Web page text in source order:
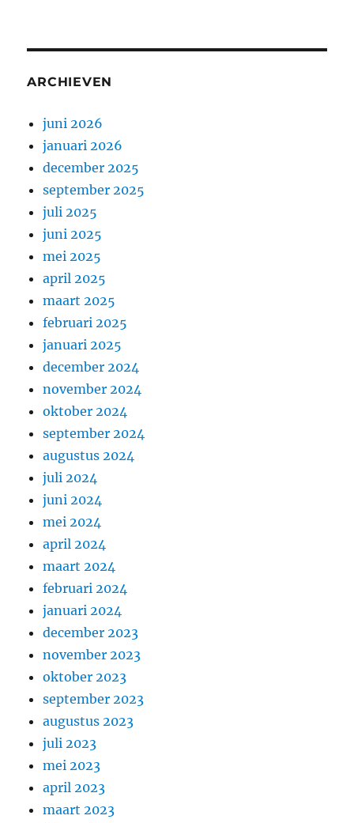
ARCHIEVEN
juni 2026
januari 2026
december 2025
september 2025
juli 2025
juni 2025
mei 2025
april 2025
maart 2025
februari 2025
januari 2025
december 2024
november 2024
oktober 2024
september 2024
augustus 2024
juli 2024
juni 2024
mei 2024
april 2024
maart 2024
februari 2024
januari 2024
december 2023
november 2023
oktober 2023
september 2023
augustus 2023
juli 2023
mei 2023
april 2023
maart 2023